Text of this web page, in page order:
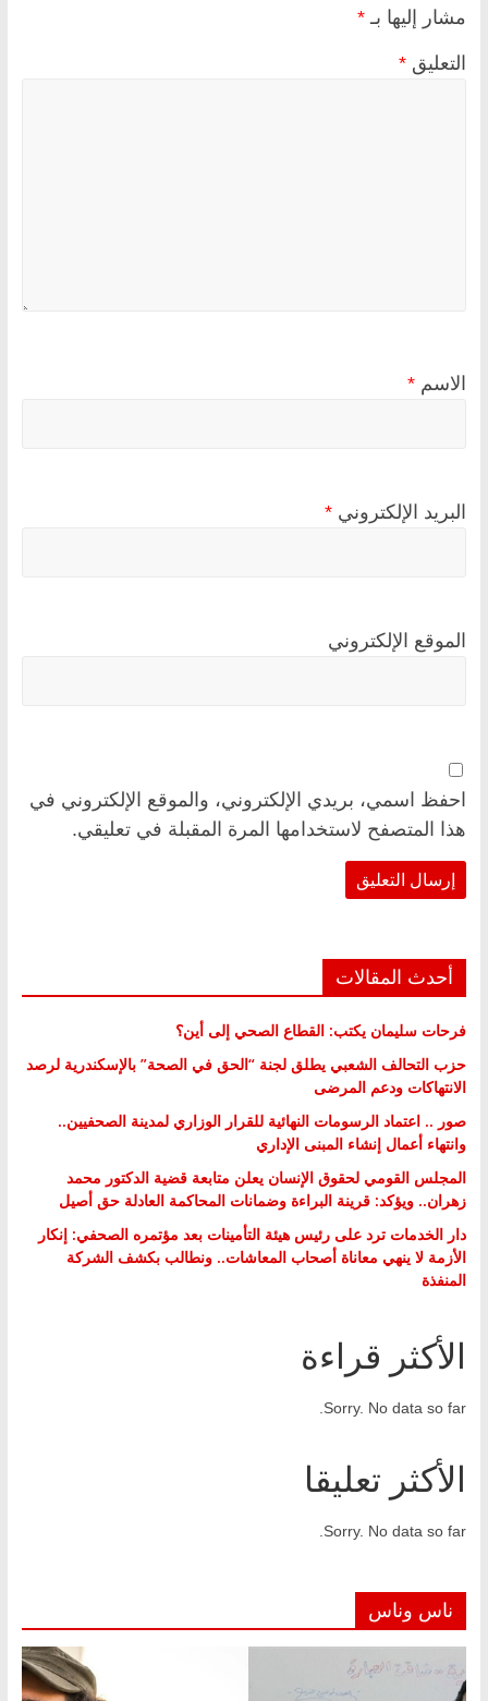
مشار إليها بـ *
التعليق *
الاسم *
البريد الإلكتروني *
الموقع الإلكتروني
احفظ اسمي، بريدي الإلكتروني، والموقع الإلكتروني في
هذا المتصفح لاستخدامها المرة المقبلة في تعليقي.
أحدث المقالات
فرحات سليمان يكتب: القطاع الصحي إلى أين؟
حزب التحالف الشعبي يطلق لجنة “الحق في الصحة” بالإسكندرية لرصد
الانتهاكات ودعم المرضى
صور .. اعتماد الرسومات النهائية للقرار الوزاري لمدينة الصحفيين..
وانتهاء أعمال إنشاء المبنى الإداري
المجلس القومي لحقوق الإنسان يعلن متابعة قضية الدكتور محمد
زهران.. ويؤكد: قرينة البراءة وضمانات المحاكمة العادلة حق أصيل
دار الخدمات ترد على رئيس هيئة التأمينات بعد مؤتمره الصحفي: إنكار
الأزمة لا ينهي معاناة أصحاب المعاشات.. ونطالب بكشف الشركة
المنفذة
الأكثر قراءة
Sorry. No data so far.
الأكثر تعليقا
Sorry. No data so far.
ناس وناس